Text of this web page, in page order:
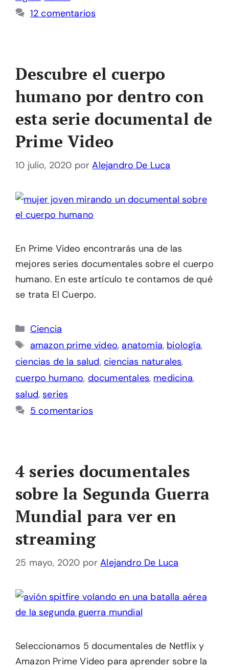
12 comentarios
Descubre el cuerpo
humano por dentro con
esta serie documental de
Prime Video
10 julio, 2020 porAlejandro De Luca
En Prime Video encontrarás una de las
mejores series documentales sobre el cuerpo
humano. En este artículo te contamos de qué
se trata El Cuerpo.
Categorías
Ciencia
Etiquetas
amazon prime video, anatomía, biología,
ciencias de la salud, ciencias naturales,
cuerpo humano, documentales, medicina,
salud,series
5 comentarios
4 series documentales
sobre la Segunda Guerra
Mundial para ver en
streaming
25 mayo, 2020 porAlejandro De Luca
Seleccionamos 5 documentales de Netflix y
Amazon Prime Video para aprender sobre la